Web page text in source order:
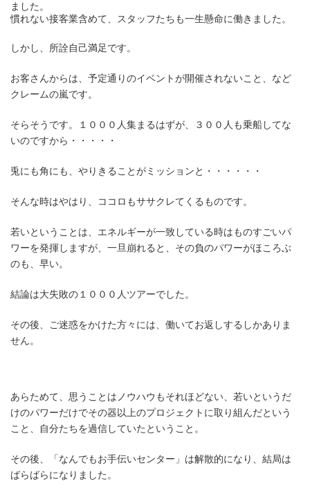
ました。
慣れない接客業含めて、スタッフたちも一生懸命に働きました。
しかし、所詮自己満足です。
お客さんからは、予定通りのイベントが開催されないこと、など
クレームの嵐です。
そらそうです。１０００人集まるはずが、３００人も乗船してな
いのですから・・・・・
兎にも角にも、やりきることがミッションと・・・・・・
そんな時はやはり、ココロもササクレてくるものです。
若いということは、エネルギーが一致している時はものすごいパ
ワーを発揮しますが、一旦崩れると、その負のパワーがほころぶ
のも、早い。
結論は大失敗の１０００人ツアーでした。
その後、ご迷惑をかけた方々には、働いてお返しするしかありま
せん。
あらためて、思うことはノウハウもそれほどない、若いというだ
けのパワーだけでその器以上のプロジェクトに取り組んだという
こと、自分たちを過信していたということ。
その後、「なんでもお手伝いセンター」は解散的になり、結局は
ばらばらになりました。